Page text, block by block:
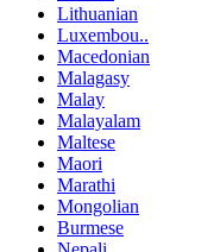
Lithuanian
Luxembou..
Macedonian
Malagasy
Malay
Malayalam
Maltese
Maori
Marathi
Mongolian
Burmese